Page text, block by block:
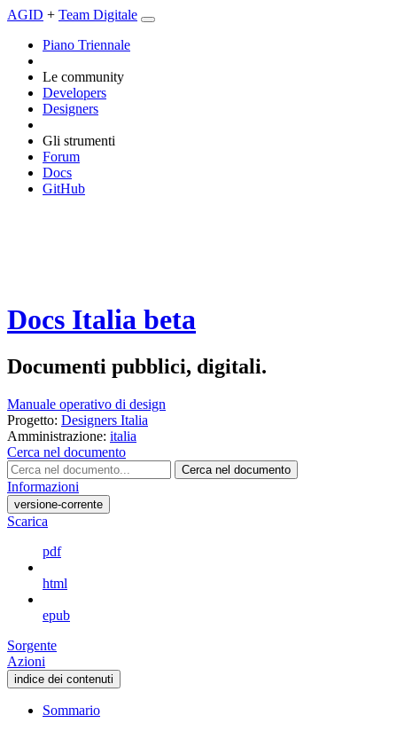
AGID + Team Digitale
Piano Triennale
Le community
Developers
Designers
Gli strumenti
Forum
Docs
GitHub
Docs Italia beta
Documenti pubblici, digitali.
Manuale operativo di design
Progetto: Designers Italia
Amministrazione: italia
Cerca nel documento
Cerca nel documento
Informazioni
versione-corrente
Scarica
pdf
html
epub
Sorgente
Azioni
indice dei contenuti
Sommario